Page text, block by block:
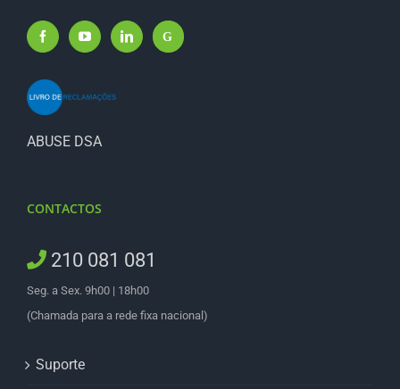
ABUSE DSA
CONTACTOS
210 081 081
Seg. a Sex. 9h00 | 18h00
(Chamada para a rede fixa nacional)
Suporte